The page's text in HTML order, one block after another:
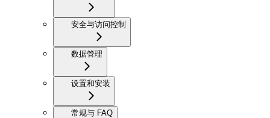
安全与访问控制
数据管理
设置和安装
常规与 FAQ